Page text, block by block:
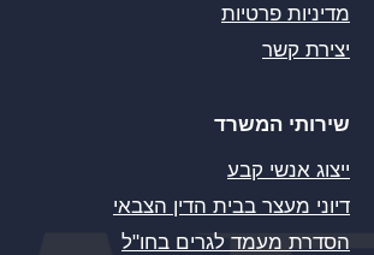
מדיניות פרטיות
יצירת קשר
שירותי המשרד
ייצוג אנשי קבע
דיוני מעצר בבית הדין הצבאי
הסדרת מעמד לגרים בחו"ל